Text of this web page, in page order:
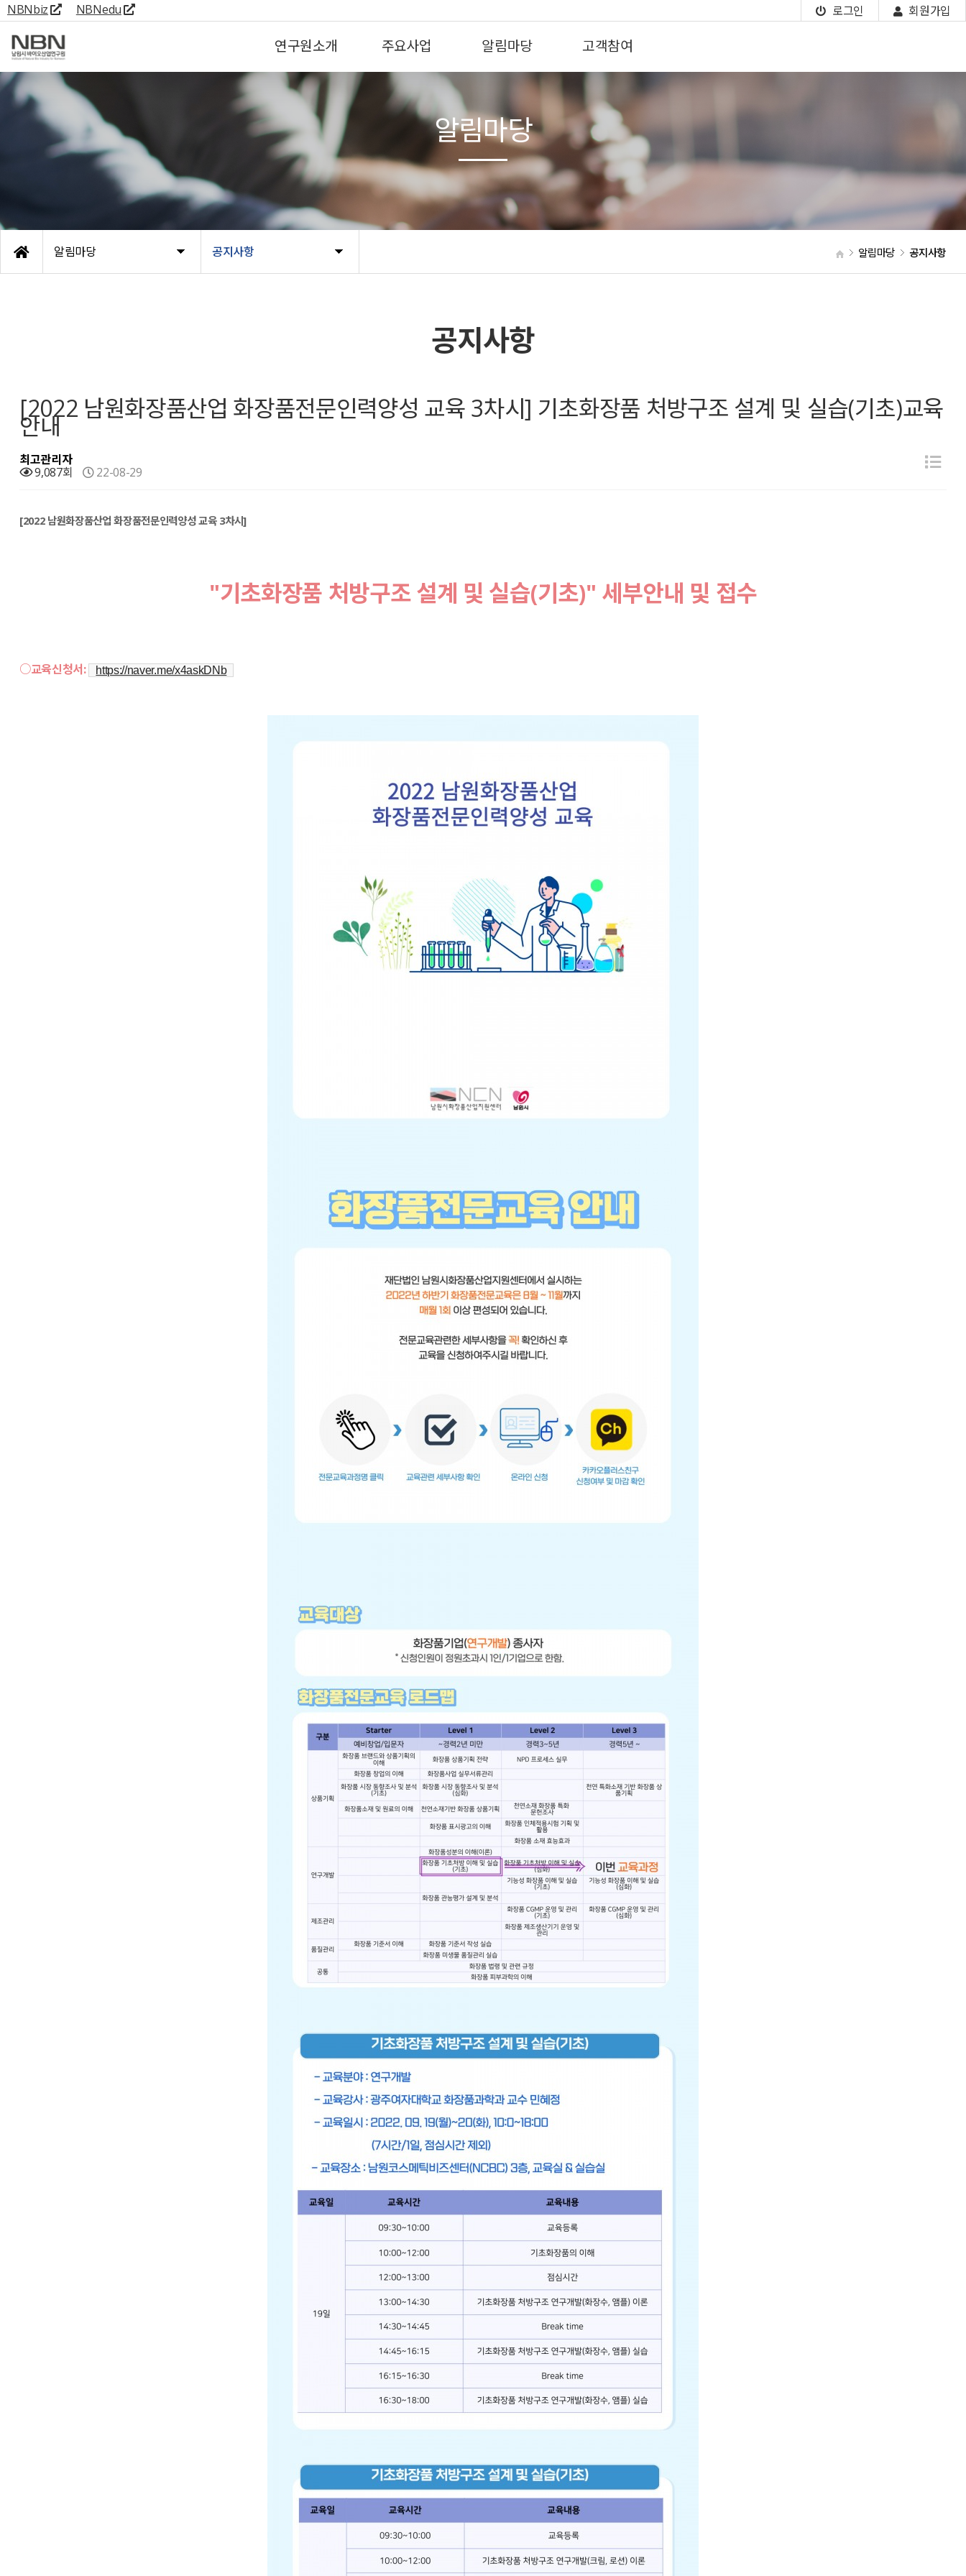
NBNbiz NBNedu 로그인 회원가입
연구원소개 주요사업 알림마당 고객참여
알림마당 공지사항 알림마당 공지사항
알림마당
공지사항
[2022 남원화장품산업 화장품전문인력양성 교육 3차시] 기초화장품 처방구조 설계 및 실습(기초)교육
안내
최고관리자
9,087회
22-08-29
[2022 남원화장품산업 화장품전문인력양성 교육 3차시]
"기초화장품 처방구조 설계 및 실습(기초)" 세부안내 및 접수
○교육신청서: https://naver.me/x4askDNb